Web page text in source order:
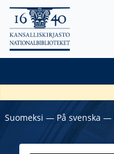
Suomeksi ― På svenska ―